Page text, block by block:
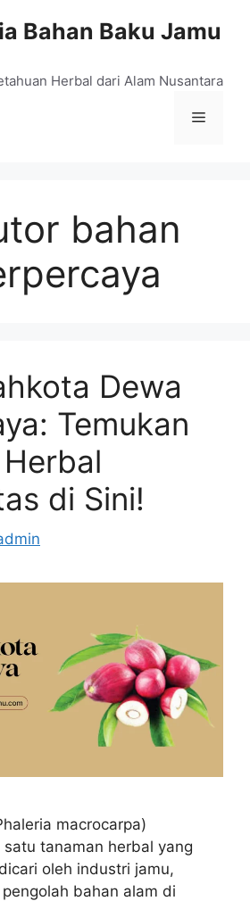
Bahan Baku Jamu
Herbal dari Alam Nusantara
Menu
bahan
Dewa
Temukan
di Sini!
macrocarpa)
tanaman herbal yang
oleh industri jamu,
bahan alam di